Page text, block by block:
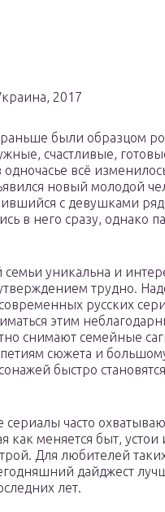
2017
были образцом
счастливые,
одночасье всё
новый молодой
с девушками
в него сразу, однако
семьи уникальна и
трудно.
русских
этим
снимают семейные
сюжета и
быстро
сериалы часто
как меняется быт, устои
Для любителей
дайджест
лет.